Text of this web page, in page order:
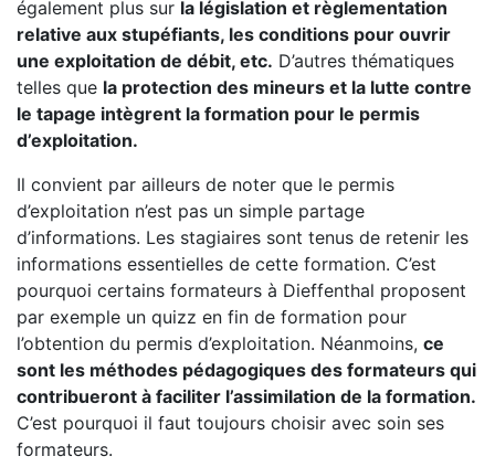
également plus sur la législation et règlementation
relative aux stupéfiants, les conditions pour ouvrir
une exploitation de débit, etc. D’autres thématiques
telles que la protection des mineurs et la lutte contre
le tapage intègrent la formation pour le permis
d’exploitation.
Il convient par ailleurs de noter que le permis
d’exploitation n’est pas un simple partage
d’informations. Les stagiaires sont tenus de retenir les
informations essentielles de cette formation. C’est
pourquoi certains formateurs à Dieffenthal proposent
par exemple un quizz en fin de formation pour
l’obtention du permis d’exploitation. Néanmoins, ce
sont les méthodes pédagogiques des formateurs qui
contribueront à faciliter l’assimilation de la formation.
C’est pourquoi il faut toujours choisir avec soin ses
formateurs.